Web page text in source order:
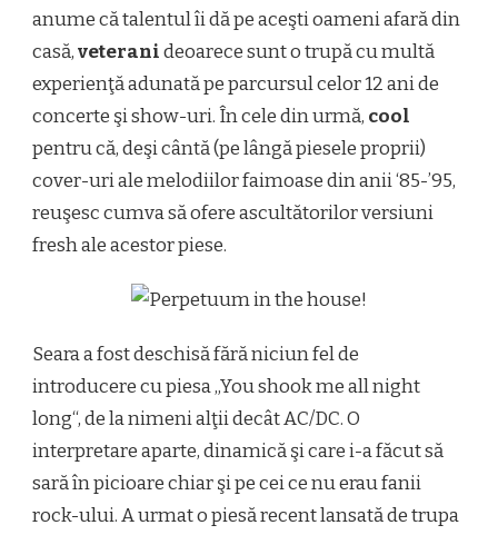
anume că talentul îi dă pe aceşti oameni afară din
casă,veteranideoarece sunt o trupă cu multă
experienţă adunată pe parcursul celor 12 ani de
concerte şi show-uri. În cele din urmă, cool
pentru că, deşi cântă (pe lângă piesele proprii)
cover-uri ale melodiilor faimoase din anii ‘85-’95,
reuşesc cumva să ofere ascultătorilor versiuni
fresh ale acestor piese.
Seara a fost deschisă fără niciun fel de
introducere cu piesa „You shook me all night
long“, de la nimeni alţii decât AC/DC. O
interpretare aparte, dinamică şi care i-a făcut să
sară în picioare chiar şi pe cei ce nu erau fanii
rock-ului. A urmat o piesă recent lansată de trupa